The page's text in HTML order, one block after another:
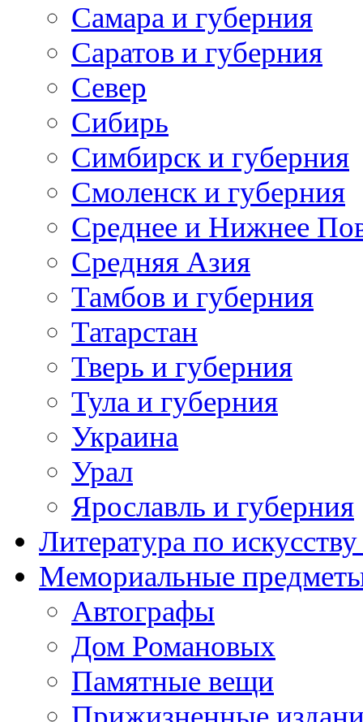
Самара и губерния
Саратов и губерния
Север
Сибирь
Симбирск и губерния
Смоленск и губерния
Среднее и Нижнее
Средняя Азия
Тамбов и губерния
Татарстан
Тверь и губерния
Тула и губерния
Украина
Урал
Ярославль и губерния
Литература по
Мемориальные
Автографы
Дом Романовых
Памятные вещи